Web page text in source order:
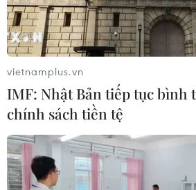
vietnamplus.vn
IMF: Nhật Bản tiếp tục bình
chính sách tiền tệ